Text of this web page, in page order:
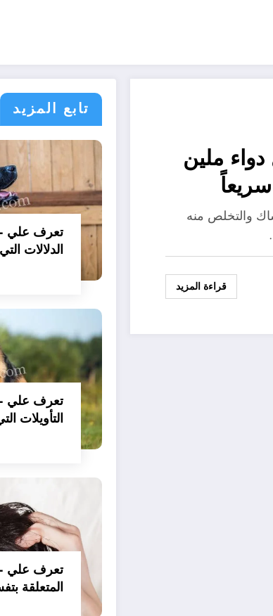
ملين
والتخلص منه
قراءة المزيد
تابع المزيد
تعرف علي
الدلالات
تعرف علي
التأويلات
تعرف علي –
المتعلقة